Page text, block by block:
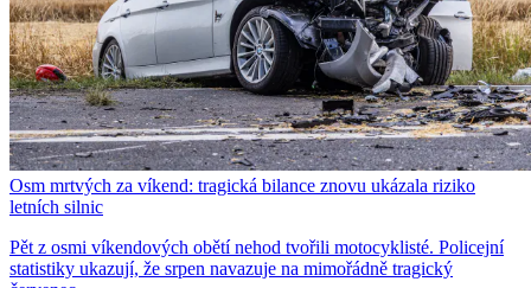
Osm mrtvých za víkend: tragická bilance znovu ukázala riziko
letních silnic
Pět z osmi víkendových obětí nehod tvořili motocyklisté. Policejní
statistiky ukazují, že srpen navazuje na mimořádně tragický